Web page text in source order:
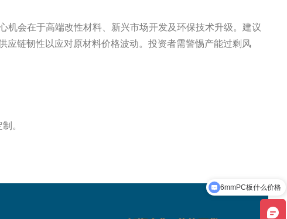
机会在于高端改性材料、新兴市场开发及环保技术升级。建议
应链韧性以应对原材料价格波动。投资者需警惕产能过剩风
。
现在有优惠活动吗